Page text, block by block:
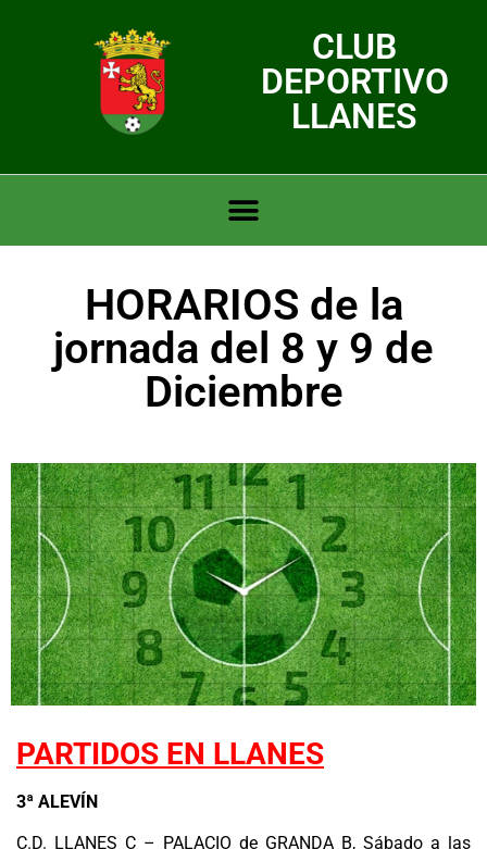
CLUB
DEPORTIVO
LLANES
HORARIOS de la
jornada del 8 y 9 de
Diciembre
PARTIDOS EN LLANES
3ª ALEVÍN
C.D. LLANES C – PALACIO de GRANDA B, Sábado a las